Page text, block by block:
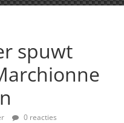
spuwt
0 reacties